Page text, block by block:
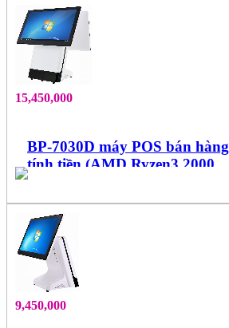
15,450,000
BP-7030D máy POS bán hàng
tính tiền (AMD Ryzen3 2000
Series, 2 màn hình 15.6", cảm
ứng đa điểm)
9,450,000